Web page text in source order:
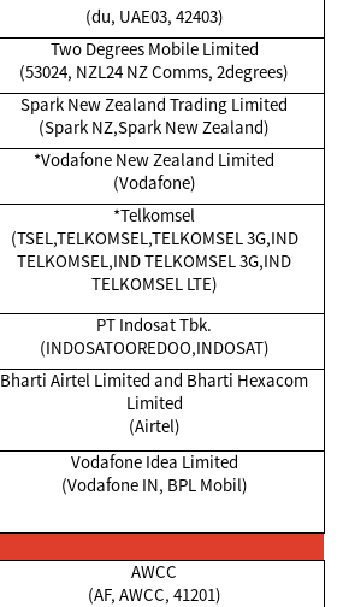
(du, UAE03, 42403)
Two Degrees Mobile Limited
(53024, NZL24 NZ Comms, 2degrees)
Spark New Zealand Trading Limited
(Spark NZ,Spark New Zealand)
*Vodafone New Zealand Limited
(Vodafone)
*Telkomsel
(TSEL,TELKOMSEL,TELKOMSEL 3G,IND
TELKOMSEL,IND TELKOMSEL 3G,IND
TELKOMSEL LTE)
PT Indosat Tbk.
(INDOSATOOREDOO,INDOSAT)
Bharti Airtel Limited and Bharti Hexacom
Limited
(Airtel)
Vodafone Idea Limited
(Vodafone IN, BPL Mobil)
AWCC
(AF, AWCC, 41201)